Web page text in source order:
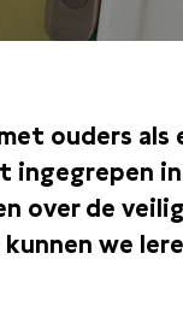
ouders als
ingegrepen
over de
we